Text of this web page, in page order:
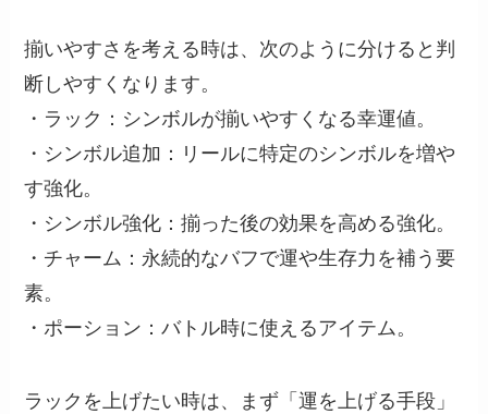
揃いやすさを考える時は、次のように分けると判
断しやすくなります。
・ラック：シンボルが揃いやすくなる幸運値。
・シンボル追加：リールに特定のシンボルを増や
す強化。
・シンボル強化：揃った後の効果を高める強化。
・チャーム：永続的なバフで運や生存力を補う要
素。
・ポーション：バトル時に使えるアイテム。
ラックを上げたい時は、まず「運を上げる手段」